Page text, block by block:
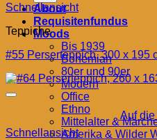
About
Requisitenfundus
Moods
Bis 1939
Bohemian
80er und 90er
Modern
Office
Ethno
Mittelalter &
Amerika & Wilder
Schnellansicht
Teppiche
#55 Perserteppich, 300 x 195
Auf
Schnellansicht